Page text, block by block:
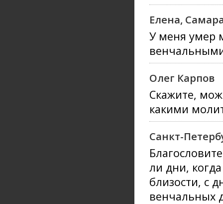
Елена,
У меня умер
Олег Карпов
Скажите,
какими
Санкт-
ли дни,
близости, с
венчальных